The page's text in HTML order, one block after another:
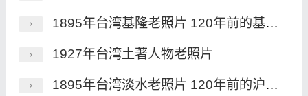
1895年台湾基隆老照片 120年前的基隆港及炮台
1927年台湾土著人物老照片
1895年台湾淡水老照片 120年前的沪尾炮台及市街风貌